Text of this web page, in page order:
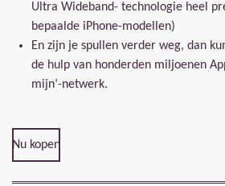
Ultra Wideband- technologie heel
bepaalde iPhone-modellen)
En zijn je spullen verder weg, dan
de hulp van honderden miljoenen
mijn’-netwerk.
Nu kopen